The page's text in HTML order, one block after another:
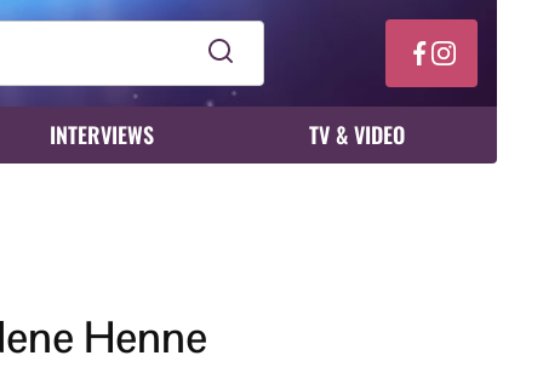
INTERVIEWS TV & VIDEO
Henne